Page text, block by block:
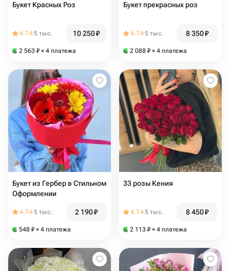
Букет Красных Роз️
4.745 тыс. 10 250₽
2 563 ₽ × 4 платежа
Букет прекрасных роз
4.745 тыс. 8 350₽
2 088 ₽ × 4 платежа
Букет из Гербер в Стильном
Оформлении
4.745 тыс. 2 190₽
548 ₽ × 4 платежа
33 розы Кения ️
4.745 тыс. 8 450₽
2 113 ₽ × 4 платежа